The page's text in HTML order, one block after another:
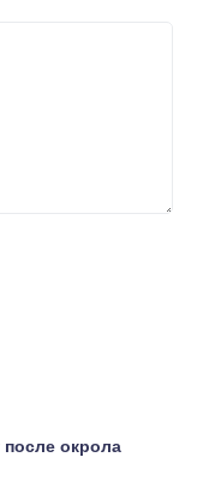
после окрола